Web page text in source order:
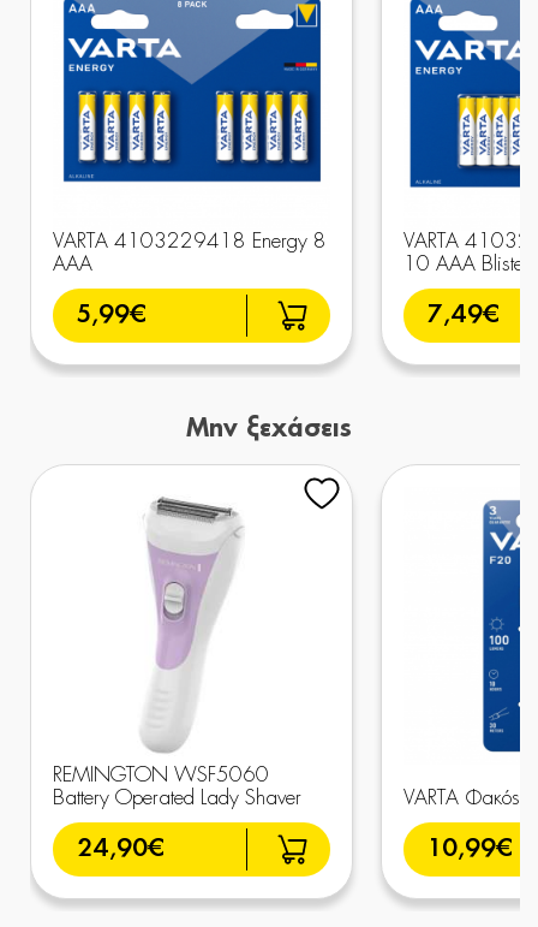
VARTA 4103229418 Energy 8
AAA
5,99€
VARTA
10 AAA Blister
7,49€
Μην ξεχάσεις
REMINGTON WSF5060
Battery Operated Lady Shaver
24,90€
VARTA Φακός
10,99€